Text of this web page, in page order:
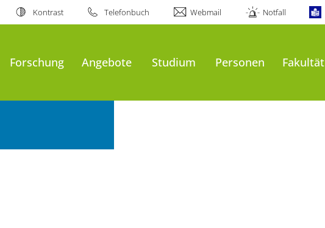
Kontrast Telefonbuch Webmail Notfall
Forschung Angebote Studium Personen Fakultät